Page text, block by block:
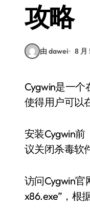
攻略
由 dawei 8 月
Cygwin是一个在Windows系统上运行的兼容性环境，它提供了类Unix的命令行工具和开发环境，
使得用户可以
安装Cygwin前
议关闭杀毒软
访问Cygwin官
x86.exe”，根